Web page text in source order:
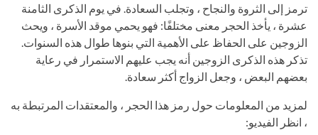
ترمز إلى الثروة والنجاح ، وتجلب السعادة. في يوم الذكرى الثامنة
عشرة ، يأخذ الحجر معنى مختلفًا: فهو يحمي موقد الأسرة ، ويحث
الزوجين على الحفاظ على الأهمية التي بنوها طوال هذه السنوات.
تذكر هذه الذكرى الزوجين أنه يجب عليهم الاستمرار في رعاية
بعضهم البعض ، وجعل الزواج أكثر سعادة.
لمزيد من المعلومات حول رمز هذا الحجر ، والمعتقدات المرتبطة به
، انظر الفيديو: